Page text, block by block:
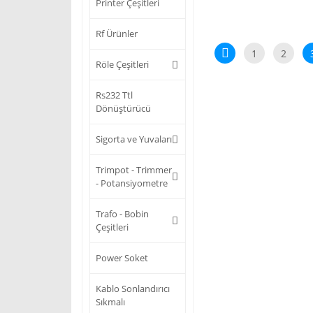
Printer Çeşitleri
Rf Ürünler
Röle Çeşitleri
Rs232 Ttl
Dönüştürücü
Sigorta ve Yuvaları
Trimpot - Trimmer
- Potansiyometre
Trafo - Bobin
Çeşitleri
Power Soket
Kablo Sonlandırıcı
Sıkmalı
1 2